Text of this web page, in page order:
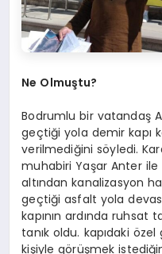
Ne Olmuştu?
Bodrumlu bir vatandaş
geçtiği yola demir kapı
verilmediğini söyledi.
muhabiri Yaşar Anter
altından kanalizasyon
geçtiği asfalt yola
kapının ardında ruhsat
tanık oldu. kapıdaki
kişiyle görüşmek